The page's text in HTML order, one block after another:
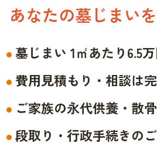
あなたの墓じまい
墓じまい 1㎡あたり6.5
費用見積もり・相談は
ご家族の永代供養・散骨
段取り・行政手続きの